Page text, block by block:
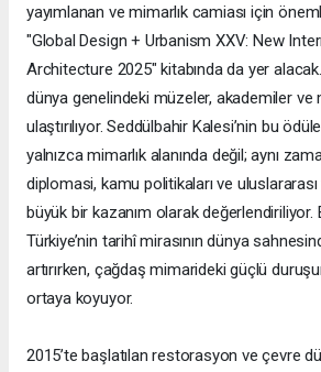
yayımlanan ve mimarlık camiası için
"Global Design + Urbanism XXV: New
Architecture 2025" kitabında da yer
dünya genelindeki müzeler, akademiler ve
ulaştırılıyor. Seddülbahir Kalesi’nin bu
yalnızca mimarlık alanında değil; aynı
diplomasi, kamu politikaları ve uluslararası
büyük bir kazanım olarak değerlendiriliyor.
Türkiye’nin tarihî mirasının dünya
artırırken, çağdaş mimarideki güçlü
ortaya koyuyor.
2015’te başlatılan restorasyon ve çevre